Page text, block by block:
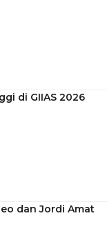
di GIIAS 2026
dan Jordi Amat